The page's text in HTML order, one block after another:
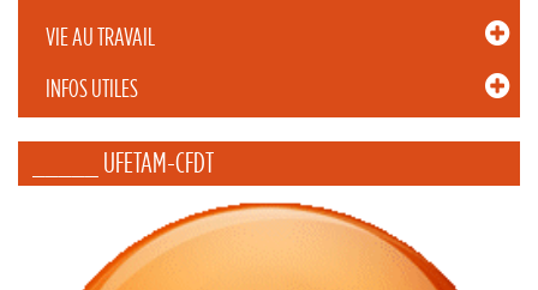
VIE AU TRAVAIL
INFOS UTILES
_____ UFETAM-CFDT